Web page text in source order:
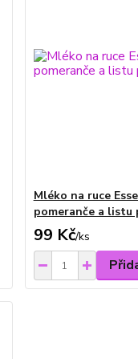
Mléko na ruce
pomeranče a listu
99 Kč/ks